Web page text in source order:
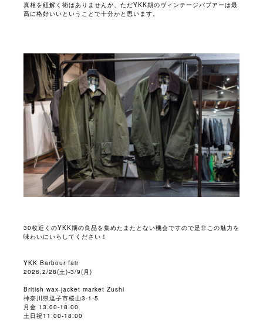
真相を紐解く術はありませんが、ただYKK期のヴィンテージバブアーは最
高に格好いいということで十分かと思います。
30枚近くのYKK期の良品を集めたまたとない機会ですので是非この魅力を
味わいにいらしてください！
YKK Barbour fair
2026,2/28(土)-3/9(月)
British wax-jacket market Zushi
神奈川県逗子市桜山3-1-5
月金 13:00-18:00
土日祝11:00-18:00